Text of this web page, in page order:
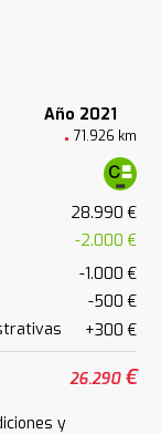
Año 2021
71.926 km
28.990 €
-2.000 €
-1.000 €
-500 €
+300 €
26.290€
y